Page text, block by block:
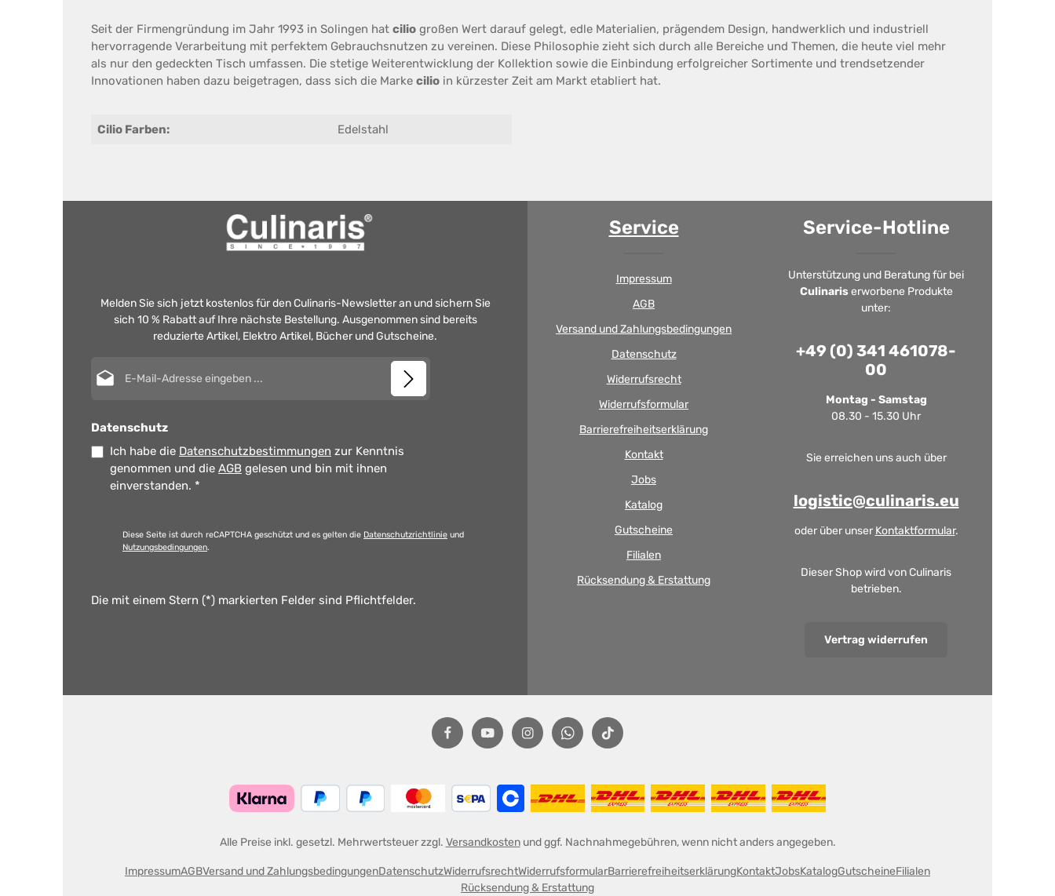
Seit der Firmengründung im Jahr 1993 in Solingen hat cilio großen Wert darauf gelegt, edle Materialien, prägendem Design, handwerklich und industriell
hervorragende Verarbeitung mit perfektem Gebrauchsnutzen zu vereinen. Diese Philosophie zieht sich durch alle Bereiche und Themen, die heute viel mehr
als nur den gedeckten Tisch umfassen. Die stetige Weiterentwicklung der Kollektion sowie die Einbindung erfolgreicher Sortimente und trendsetzender
Innovationen haben dazu beigetragen, dass sich die Marke cilio in kürzester Zeit am Markt etabliert hat.
Cilio Farben: Edelstahl
Melden Sie sich jetzt kostenlos für den Culinaris-Newsletter an und sichern Sie
sich 10 % Rabatt auf Ihre nächste Bestellung. Ausgenommen sind bereits
reduzierte Artikel, Elektro Artikel, Bücher und Gutscheine.
Datenschutz
Ich habe die Datenschutzbestimmungen zur Kenntnis
genommen und die AGB gelesen und bin mit ihnen
einverstanden. *
Diese Seite ist durch reCAPTCHA geschützt und es gelten die Datenschutzrichtlinie und
Nutzungsbedingungen.
Die mit einem Stern (*) markierten Felder sind Pflichtfelder.
Service
Impressum
AGB
Versand und Zahlungsbedingungen
Datenschutz
Widerrufsrecht
Widerrufsformular
Barrierefreiheitserklärung
Kontakt
Jobs
Katalog
Gutscheine
Filialen
Rücksendung & Erstattung
Service-Hotline
Unterstützung und Beratung für bei
Culinariserworbene Produkte
unter:
+49 (0) 341 461078-
00
Montag - Samstag
08.30 - 15.30 Uhr
Sie erreichen uns auch über
logistic@culinaris.eu
oder über unser Kontaktformular.
Dieser Shop wird von Culinaris
betrieben.
Vertrag widerrufen
Alle Preise inkl. gesetzl. Mehrwertsteuer zzgl. Versandkostenund ggf. Nachnahmegebühren, wenn nicht anders angegeben.
ImpressumAGBVersand und ZahlungsbedingungenDatenschutzWiderrufsrechtWiderrufsformularBarrierefreiheitserklärungKontaktJobsKatalogGutscheineFilialen
Rücksendung & Erstattung